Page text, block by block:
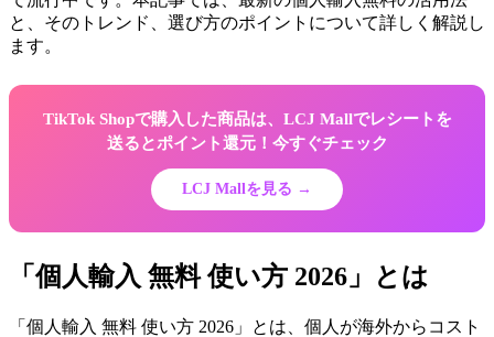
と、そのトレンド、選び方のポイントについて詳しく解説し
ます。
TikTok Shopで購入した商品は、LCJ Mallでレシートを
送るとポイント還元！今すぐチェック
LCJ Mallを見る →
「個人輸入 無料 使い方 2026」とは
「個人輸入 無料 使い方 2026」とは、個人が海外からコスト